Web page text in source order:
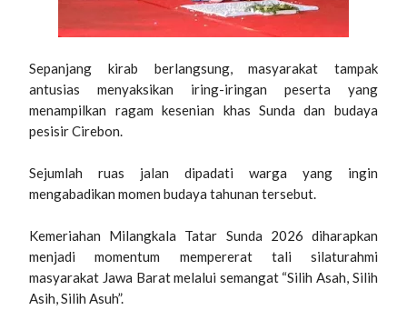
Sepanjang kirab berlangsung, masyarakat tampak
antusias menyaksikan iring-iringan peserta yang
menampilkan ragam kesenian khas Sunda dan budaya
pesisir Cirebon.
Sejumlah ruas jalan dipadati warga yang ingin
mengabadikan momen budaya tahunan tersebut.
Kemeriahan Milangkala Tatar Sunda 2026 diharapkan
menjadi momentum mempererat tali silaturahmi
masyarakat Jawa Barat melalui semangat “Silih Asah, Silih
Asih, Silih Asuh”.